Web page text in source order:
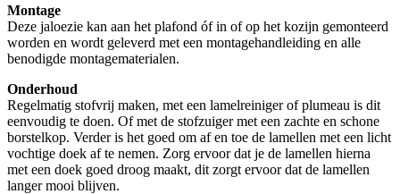
Montage
Deze jaloezie kan aan het plafond óf in of op het kozijn gemonteerd
worden en wordt geleverd met een montagehandleiding en alle
benodigde montagematerialen.
Onderhoud
Regelmatig stofvrij maken, met een lamelreiniger of plumeau is dit
eenvoudig te doen. Of met de stofzuiger met een zachte en schone
borstelkop. Verder is het goed om af en toe de lamellen met een licht
vochtige doek af te nemen. Zorg ervoor dat je de lamellen hierna
met een doek goed droog maakt, dit zorgt ervoor dat de lamellen
langer mooi blijven.